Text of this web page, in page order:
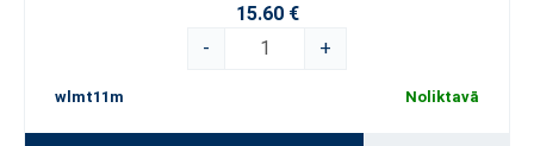
15.60 €
-
+
wlmt11m Noliktavā